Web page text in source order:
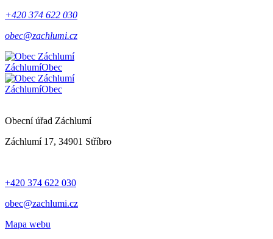
+420 374 622 030
obec@zachlumi.cz
ZáchlumíObec
ZáchlumíObec
Obecní úřad Záchlumí
Záchlumí 17, 34901 Stříbro
+420 374 622 030
obec@zachlumi.cz
Mapa webu